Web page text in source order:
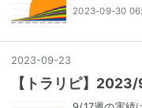
2023-09-30
2023-09-23
【トラリピ】